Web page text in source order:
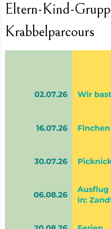
Eltern-Kind-
Krabbelparcours